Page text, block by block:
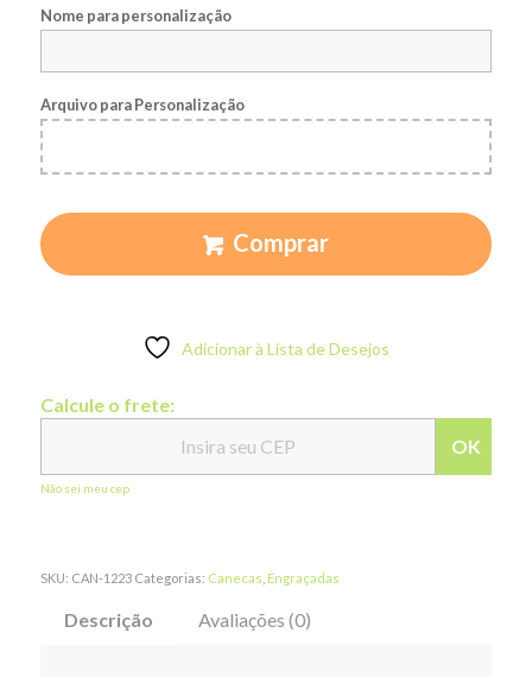
Nome para personalização
Arquivo para Personalização
Comprar
Adicionar à Lista de Desejos
Calcule o frete:
OK
Não sei meu cep
SKU: CAN-1223 Categorias: Canecas Engraçadas
Descrição Avaliações (0)